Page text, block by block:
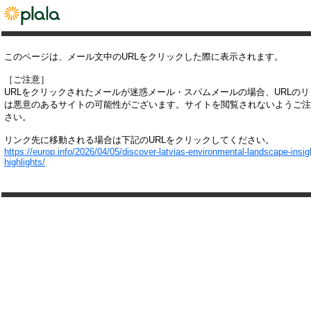
このページは、メール文中のURLをクリックした際に表示されます。
［ご注意］
URLをクリックされたメールが迷惑メール・スパムメールの場合、URLの
は悪意のあるサイトの可能性がございます。サイトを閲覧されないようご
さい。
リンク先に移動される場合は下記のURLをクリックしてください。
https://europ.info/2026/04/05/discover-latvias-environmental-landscape-
highlights/